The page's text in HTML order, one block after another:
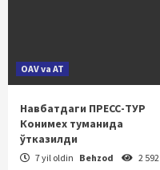
OAV va AT
Навбатдаги ПРЕСС-ТУР
Конимех туманида
ўтказилди
7 yil oldin Behzod 2 592